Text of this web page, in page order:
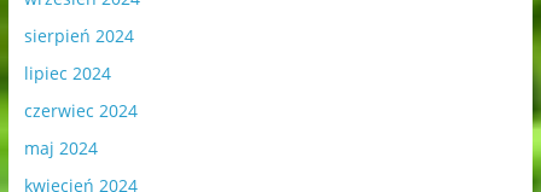
sierpień 2024
lipiec 2024
czerwiec 2024
maj 2024
kwiecień 2024